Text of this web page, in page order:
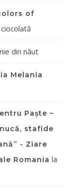
of
din năut
Melania
Paște –
stafide
- Ziare
Romania la